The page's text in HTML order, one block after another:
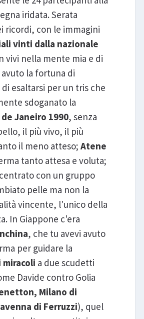
iridata. Serata
ricordi, con le immagini
vinti dalla nazionale
vivi nella mente mia e di
la fortuna di
esaltarsi per un tris che
sdoganato la
de Janeiro 1990, senza
il più vivo, il più
il meno atteso; Atene
tanto attesa e voluta;
con un gruppo
pelle ma non la
vincente, l'unico della
In Giappone c'era
, che tu avevi avuto
per guidare la
miracoli a due scudetti
Davide contro Golia
Milano di
di Ferruzzi), quel